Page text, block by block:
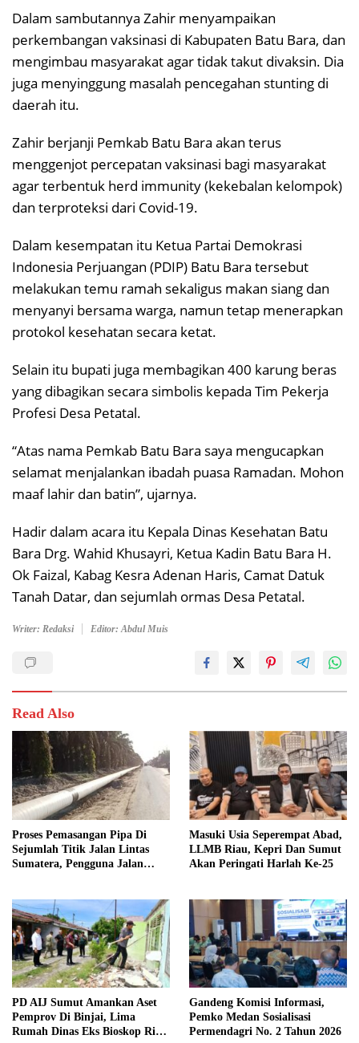
Dalam sambutannya Zahir menyampaikan
perkembangan vaksinasi di Kabupaten Batu Bara, dan
mengimbau masyarakat agar tidak takut divaksin. Dia
juga menyinggung masalah pencegahan stunting di
daerah itu.
Zahir berjanji Pemkab Batu Bara akan terus
menggenjot percepatan vaksinasi bagi masyarakat
agar terbentuk herd immunity (kekebalan kelompok)
dan terproteksi dari Covid-19.
Dalam kesempatan itu Ketua Partai Demokrasi
Indonesia Perjuangan (PDIP) Batu Bara tersebut
melakukan temu ramah sekaligus makan siang dan
menyanyi bersama warga, namun tetap menerapkan
protokol kesehatan secara ketat.
Selain itu bupati juga membagikan 400 karung beras
yang dibagikan secara simbolis kepada Tim Pekerja
Profesi Desa Petatal.
“Atas nama Pemkab Batu Bara saya mengucapkan
selamat menjalankan ibadah puasa Ramadan. Mohon
maaf lahir dan batin”, ujarnya.
Hadir dalam acara itu Kepala Dinas Kesehatan Batu
Bara Drg. Wahid Khusayri, Ketua Kadin Batu Bara H.
Ok Faizal, Kabag Kesra Adenan Haris, Camat Datuk
Tanah Datar, dan sejumlah ormas Desa Petatal.
Writer: Redaksi Editor: Abdul Muis
Read Also
Proses Pemasangan Pipa Di
Sejumlah Titik Jalan Lintas
Sumatera, Pengguna Jalan
Masuki Usia Seperempat Abad,
LLMB Riau, Kepri Dan Sumut
Akan Peringati Harlah Ke-25
PD AIJ Sumut Amankan Aset
Pemprov Di Binjai, Lima
Rumah Dinas Eks Bioskop Ria
Gandeng Komisi Informasi,
Pemko Medan Sosialisasi
Permendagri No. 2 Tahun 2026